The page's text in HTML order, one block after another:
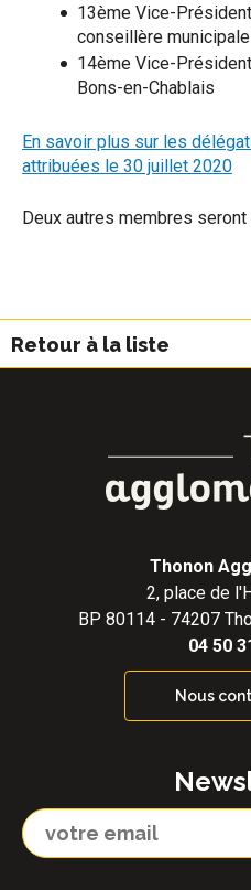
13ème Vice-
conseillère
14ème Vice-
Bons-en-Chablais
En savoir plus sur les
attribuées le 30 juillet 2020
Deux autres membres
Retour à la liste
Thonon
2, place de
BP 80114 - 74207
04 50
Nous